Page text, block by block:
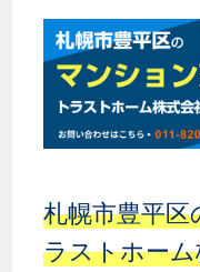
札幌市豊平
ラストホー